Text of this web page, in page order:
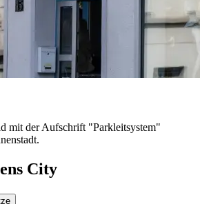
mit der Aufschrift "Parkleitsystem"
City